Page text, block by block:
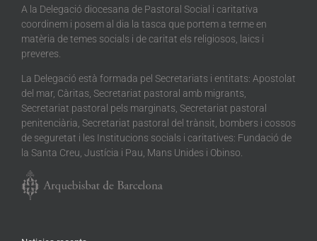
A la Delegació diocesana de Pastoral Social i caritativa
coordinem i posem al dia la tasca que portem a terme en
matèria de temes socials i de caritat els religiosos, laics i
preveres.
La Delegació està formada pel Secretariats i entitats: Apostolat
del mar, Càritas, Secretariat pastoral amb migrants,
Secretariat pastoral pels marginats, Secretariat pastoral
penitenciària, Secretariat pastoral del trànsit, bombers i cossos
de seguretat i les Institucions socials i caritatives: Fundació de
la Santa Creu, Justícia i Pau, Mans Unides i Obinso.